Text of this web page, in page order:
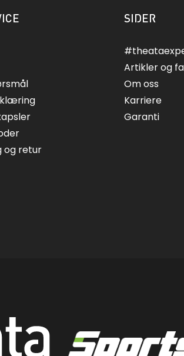
og retur
SIDER
Artikler og
Om oss
Karriere
Garanti